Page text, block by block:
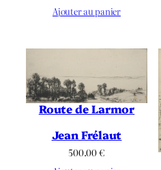
Ajouter au panier
Route de Larmor
Jean Frélaut
500.00€